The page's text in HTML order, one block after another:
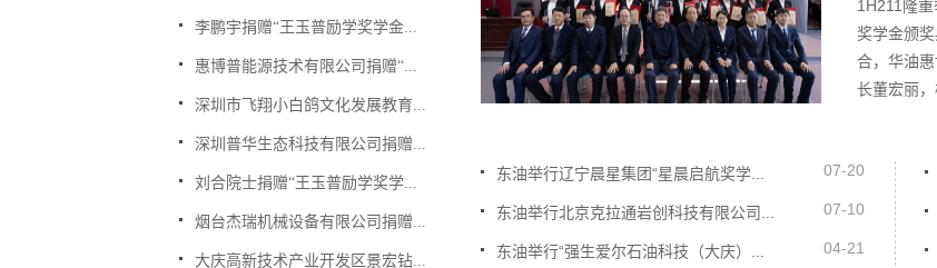
1H211隆
奖学金颁
合，华油
长董宏丽，
07-20
东油举行辽宁晨星集团“星晨启航奖学...
07-10
东油举行北京克拉通岩创科技有限公司...
04-21
东油举行“强生爱尔石油科技（大庆）...
李鹏宇捐赠“王玉普励学奖学金...
惠博普能源技术有限公司捐赠“...
深圳市飞翔小白鸽文化发展教育...
深圳普华生态科技有限公司捐赠...
刘合院士捐赠“王玉普励学奖学...
烟台杰瑞机械设备有限公司捐赠...
大庆高新技术产业开发区景宏钻...